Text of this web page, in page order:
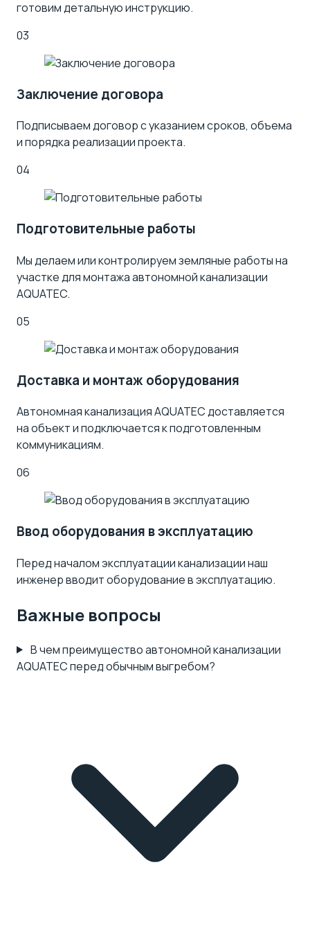
готовим детальную инструкцию.
03
Заключение договора
Подписываем договор с указанием сроков, объема
и порядка реализации проекта.
04
Подготовительные работы
Мы делаем или контролируем земляные работы на
участке для монтажа автономной канализации
AQUATEC.
05
Доставка и монтаж оборудования
Автономная канализация AQUATEC доставляется
на объект и подключается к подготовленным
коммуникациям.
06
Ввод оборудования в эксплуатацию
Перед началом эксплуатации канализации наш
инженер вводит оборудование в эксплуатацию.
Важные вопросы
В чем преимущество автономной канализации
AQUATEC перед обычным выгребом?